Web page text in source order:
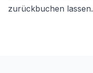
zurückbuchen lassen.